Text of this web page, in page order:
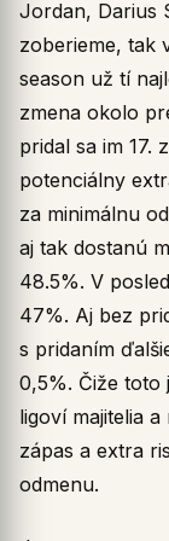
Jordan, Darius
zoberieme, tak
season už tí
zmena okolo
pridal sa im 17.
potenciálny
za minimálnu
aj tak dostanú
48.5%. V
47%. Aj bez
s pridaním
0,5%. Čiže
ligoví majitelia
zápas a extra
odmenu.